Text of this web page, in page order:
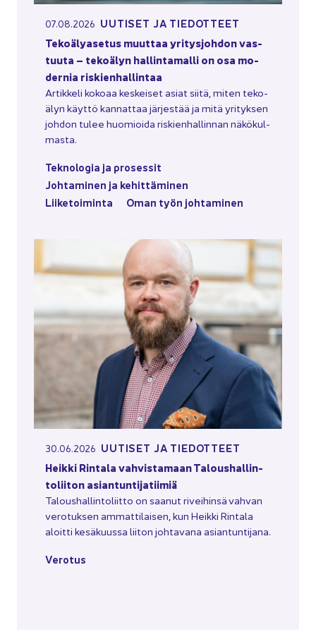
07.08.2026 UU­TI­SET JA TIE­DOT­TEET
Te­ko­ä­ly­ase­tus muut­taa yri­tys­joh­don vas­
tuu­ta – te­ko­ä­lyn hal­lin­ta­mal­li on osa mo­
der­nia ris­kien­hal­lin­taa
Ar­tik­ke­li ko­ko­aa kes­kei­set asiat siitä, miten te­ko­
ä­lyn käyt­tö kan­nat­taa jär­jes­tää ja mitä yri­tyk­sen
joh­don tulee huo­mioi­da ris­kien­hal­lin­nan nä­kö­kul­
mas­ta.
Tek­no­lo­gia ja pro­ses­sit
Joh­ta­mi­nen ja ke­hit­tä­mi­nen
Lii­ke­toi­min­ta
Oman työn joh­ta­mi­nen
30.06.2026 UU­TI­SET JA TIE­DOT­TEET
Heik­ki Rin­ta­la vah­vis­ta­maan Ta­lous­hal­lin­
to­lii­ton asian­tun­ti­ja­tii­miä
Ta­lous­hal­lin­to­liit­to on saa­nut ri­vei­hin­sä vah­van
ve­ro­tuk­sen am­mat­ti­lai­sen, kun Heik­ki Rin­ta­la
aloit­ti ke­sä­kuus­sa lii­ton joh­ta­va­na asian­tun­ti­ja­na.
Ve­ro­tus